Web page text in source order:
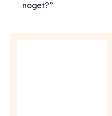
noget?”